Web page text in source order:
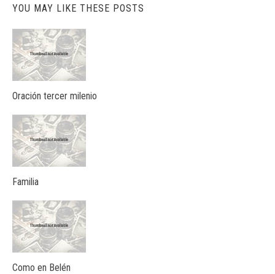
YOU MAY LIKE THESE POSTS
Oración tercer milenio
Familia
Como en Belén